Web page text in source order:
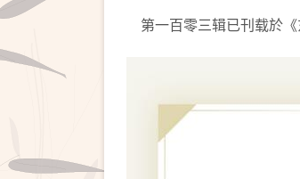
第一百零三辑已刊载於《